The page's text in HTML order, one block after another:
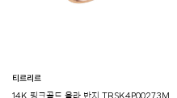
티르리르